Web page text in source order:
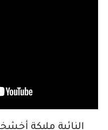
النائبة مليكة